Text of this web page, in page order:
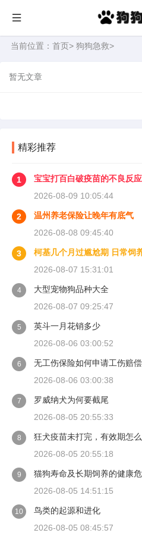
当前位置： 首页> 狗狗急救>
暂无文章
精彩推荐
1
宝宝打百白破疫苗的不良反
2026-08-09 10:05:44
2
温州养老保险让晚年有底气
2026-08-08 09:45:40
3
柯基几个月过尴尬期 日常饲
2026-08-07 15:31:01
4
大型宠物狗品种大全
2026-08-07 09:25:47
5
英斗一月花销多少
2026-08-06 03:00:52
6
无工伤保险如何申请工伤赔偿
2026-08-06 03:00:38
7
罗威纳犬为何要截尾
2026-08-05 20:55:33
8
狂犬疫苗未打完，有效期怎
2026-08-05 20:55:18
9
猫狗寿命及长期饲养的健康
2026-08-05 14:51:15
10
鸟类的起源和进化
2026-08-05 08:45:57